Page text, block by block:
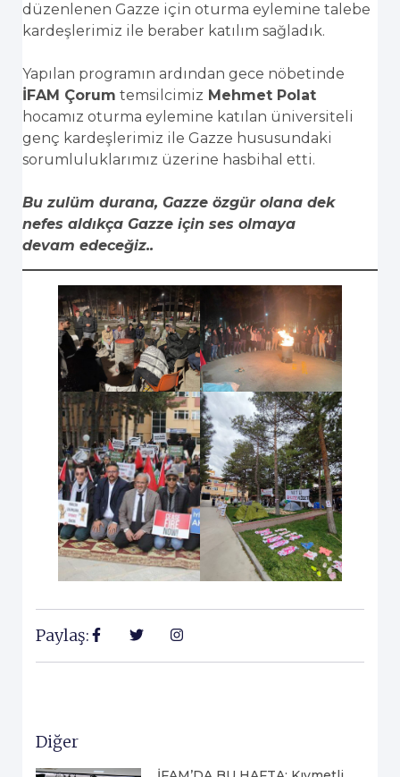
düzenlenen Gazze için oturma eylemine talebe
kardeşlerimiz ile beraber katılım sağladık.
Yapılan programın ardından gece nöbetinde
İFAM Çorum temsilcimiz Mehmet Polat
hocamız oturma eylemine katılan üniversiteli
genç kardeşlerimiz ile Gazze hususundaki
sorumluluklarımız üzerine hasbihal etti.
Bu zulüm durana, Gazze özgür olana dek
nefes aldıkça Gazze için ses olmaya
devam edeceğiz..
Paylaş:
Diğer